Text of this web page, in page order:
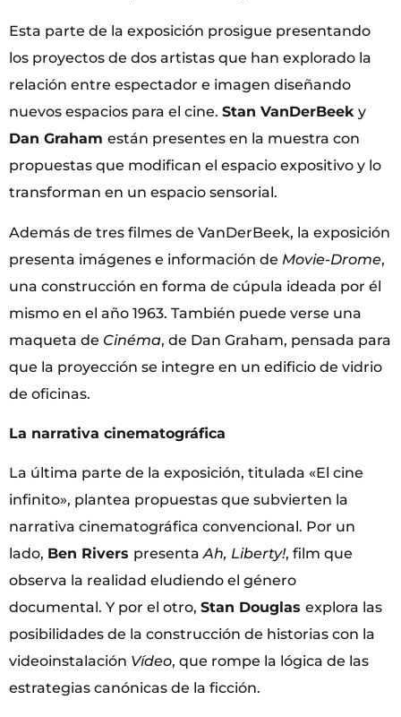
Esta parte de la exposición prosigue presentando
los proyectos de dos artistas que han explorado la
relación entre espectador e imagen diseñando
nuevos espacios para el cine. Stan VanDerBeek y
Dan Graham están presentes en la muestra con
propuestas que modifican el espacio expositivo y lo
transforman en un espacio sensorial.
Además de tres filmes de VanDerBeek, la exposición
presenta imágenes e información de Movie-Drome,
una construcción en forma de cúpula ideada por él
mismo en el año 1963. También puede verse una
maqueta de Cinéma, de Dan Graham, pensada para
que la proyección se integre en un edificio de vidrio
de oficinas.
La narrativa cinematográfica
La última parte de la exposición, titulada «El cine
infinito», plantea propuestas que subvierten la
narrativa cinematográfica convencional. Por un
lado, Ben Rivers presentaAh, Liberty!, film que
observa la realidad eludiendo el género
documental. Y por el otro, Stan Douglas explora las
posibilidades de la construcción de historias con la
videoinstalación Vídeo, que rompe la lógica de las
estrategias canónicas de la ficción.